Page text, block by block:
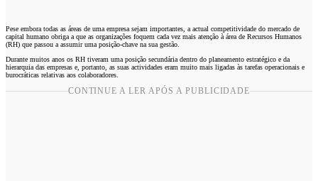
Pese embora todas as áreas de uma empresa sejam importantes, a actual competitividade do mercado de
capital humano obriga a que as organizações foquem cada vez mais atenção à área de Recursos Humanos
(RH) que passou a assumir uma posição-chave na sua gestão.
Durante muitos anos os RH tiveram uma posição secundária dentro do planeamento estratégico e da
hierarquia das empresas e, portanto, as suas actividades eram muito mais ligadas às tarefas operacionais e
burocráticas relativas aos colaboradores.
CONTINUE A LER APÓS A PUBLICIDADE